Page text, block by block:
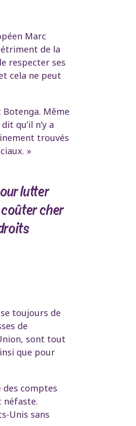
Marc
de la
respecter ses
cela ne peut
Même
qu’il n’y a
trouvés
»
lutter
cher
toujours de
de
sont tout
que pour
des comptes
néfaste.
Unis sans